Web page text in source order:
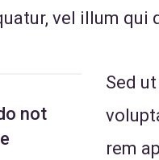
vel illum qui
not
Sed
rem